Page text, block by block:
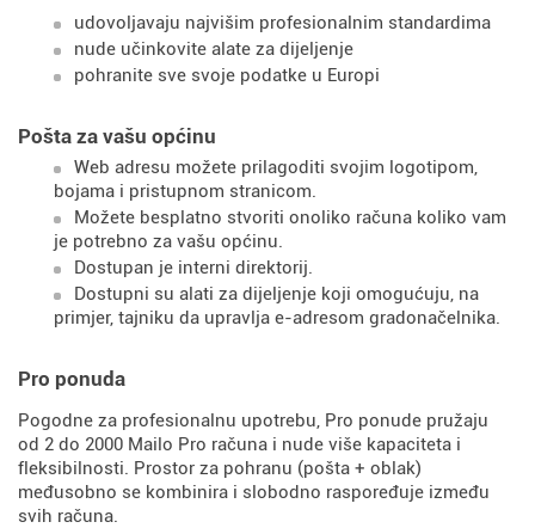
udovoljavaju najvišim profesionalnim standardima
nude učinkovite alate za dijeljenje
pohranite sve svoje podatke u Europi
Pošta za vašu općinu
Web adresu možete prilagoditi svojim logotipom,
bojama i pristupnom stranicom.
Možete besplatno stvoriti onoliko računa koliko vam
je potrebno za vašu općinu.
Dostupan je interni direktorij.
Dostupni su alati za dijeljenje koji omogućuju, na
primjer, tajniku da upravlja e-adresom gradonačelnika.
Pro ponuda
Pogodne za profesionalnu upotrebu, Pro ponude pružaju
od 2 do 2000 Mailo Pro računa i nude više kapaciteta i
fleksibilnosti. Prostor za pohranu (pošta + oblak)
međusobno se kombinira i slobodno raspoređuje između
svih računa.